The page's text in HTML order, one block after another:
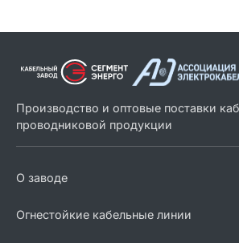
Производство и оптовые поставки
проводниковой продукции
О заводе
Огнестойкие кабельные линии